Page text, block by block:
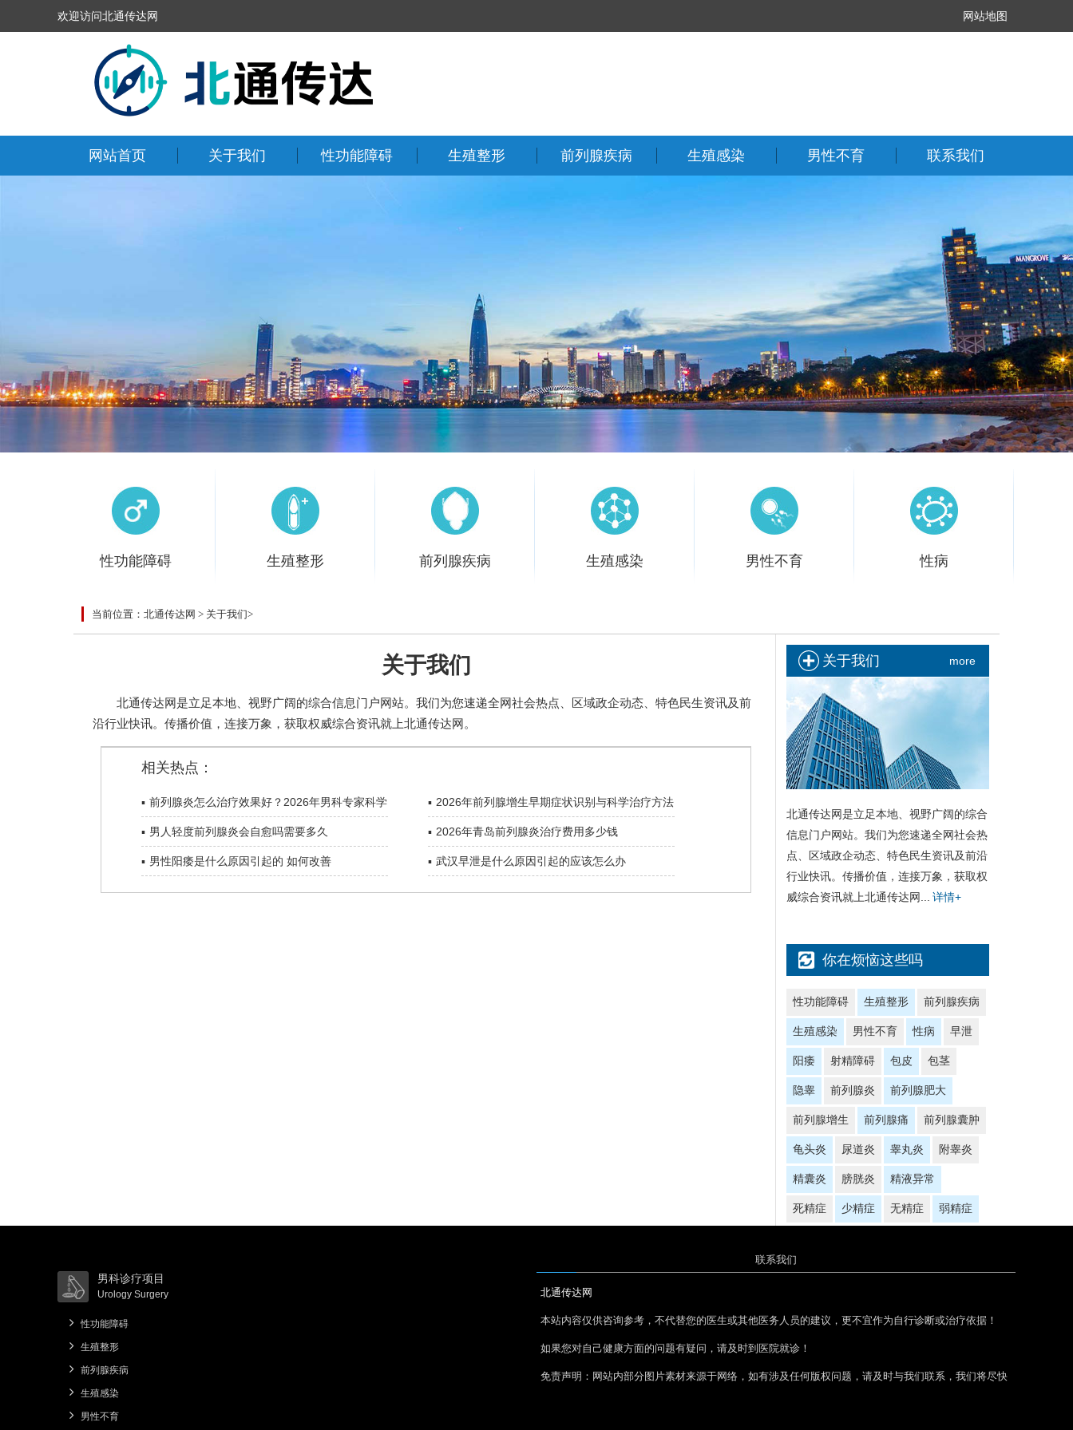
欢迎访问北通传达网 网站地图
网站首页 关于我们 性功能障碍 生殖整形 前列腺疾病 生殖感染 男性不育 联系我们
性功能障碍
性功能障碍
生殖整形 前列腺疾病
增生
前列腺痛 前列腺囊肿
列腺钙化
生殖感染 男性不育
少精症 无精
精索静脉曲张
性病
梅毒 尖锐湿疣 淋病 生殖器疱
当前位置： 北通传达网 > 关于我们>
关于我们 more
北通传达网是立足本地、视野广阔的综合
信息门户网站。我们为您速递全网社会热
点、区域政企动态、特色民生资讯及前沿
行业快讯。传播价值，连接万象，获取权
威综合资讯就上北通传达网...
详情+
你在烦恼这些吗
性功能障碍 生殖整形 前列腺疾病
生殖感染 男性不育 性病 早泄
阳痿 射精障碍 包皮 包茎
隐睾 前列腺炎 前列腺肥大
前列腺增生 前列腺痛 前列腺囊肿
龟头炎 尿道炎 睾丸炎 附睾炎
精囊炎 膀胱炎 精液异常
死精症 少精症 无精症 弱精症
关于我们
北通传达网是立足本地、视野广阔的综合信息门户网站。我们为您速递全网社会热点、区域政企动态、特色民生资讯及前
沿行业快讯。传播价值，连接万象，获取权威综合资讯就上北通传达网。
相关热点：
▪ 前列腺炎怎么治疗效果好？2026年男科专家科学
诊疗与调理方案
▪ 2026年前列腺增生早期症状识别与科学治疗方法
权威解读
▪ 男人轻度前列腺炎会自愈吗需要多久 ▪ 2026年青岛前列腺炎治疗费用多少钱
▪ 男性阳痿是什么原因引起的 如何改善 ▪ 武汉早泄是什么原因引起的应该怎么办
男科诊疗项目
Urology Surgery
性功能障碍
生殖整形
前列腺疾病
生殖感染
男性不育
联系我们
北通传达网
本站内容仅供咨询参考，不代替您的医生或其他医务人员的建议，更不宜作为自行诊断或治疗依据！
如果您对自己健康方面的问题有疑问，请及时到医院就诊！
免责声明：网站内部分图片素材来源于网络，如有涉及任何版权问题，请及时与我们联系，我们将尽快